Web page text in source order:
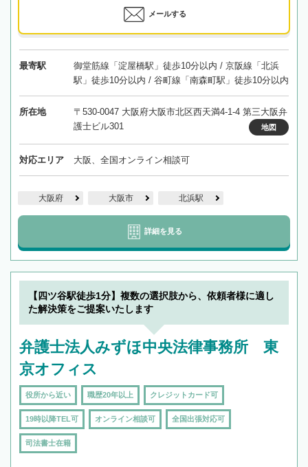
メールする
最寄駅
御堂筋線「淀屋橋駅」徒歩10分以内 / 京阪線「北浜
駅」徒歩10分以内 / 谷町線「南森町駅」徒歩10分以内
所在地
〒530-0047 大阪府大阪市北区西天満4-1-4 第三大阪弁
護士ビル301
地図
対応エリア 大阪、全国オンライン相談可
大阪府 大阪市 北浜駅
詳細を見る
【四ツ谷駅徒歩1分】複数の選択肢から、依頼者様に適し
た解決策をご提案いたします
弁護士法人みずほ中央法律事務所 東
京オフィス
役所から近い 職歴20年以上 クレジットカード可
19時以降TEL可 オンライン相談可 全国出張対応可
司法書士在籍